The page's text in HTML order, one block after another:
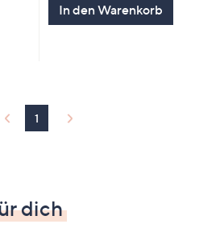
In den Warenkorb
1
dich